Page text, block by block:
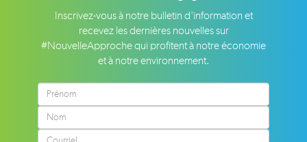
Inscrivez-vous à notre bulletin d'information et
recevez les dernières nouvelles sur
#NouvelleApproche qui profitent à notre économie
et à notre environnement.